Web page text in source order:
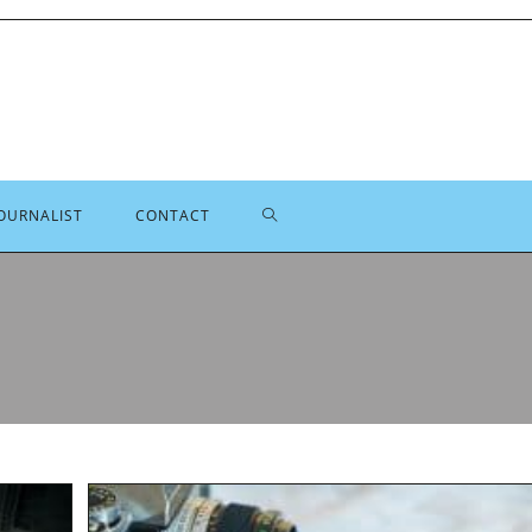
CONTACT TOGGLE